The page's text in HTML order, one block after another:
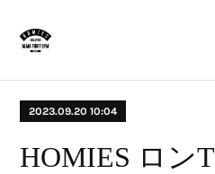
2023.09.20 10:04
HOMIES ロン